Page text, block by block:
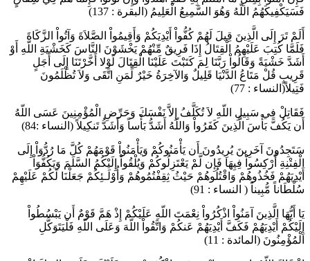
فَسَيَكْفِيكَهُمُ اللّهُ وَهُوَ السَّمِيعُ الْعَلِيمُ (البقرة : 137)
أَلَمْ تَرَ إِلَى الَّذِينَ قِيلَ لَهُمْ كُفُّواْ أَيْدِيَكُمْ وَأَقِيمُواْ الصَّلاَةَ وَآتُواْ الزَّكَاةَ
فَلَمَّا كُتِبَ عَلَيْهِمُ الْقِتَالُ إِذَا فَرِيقٌ مِّنْهُمْ يَخْشَوْنَ النَّاسَ كَخَشْيَةِ اللّهِ أَوْ
أَشَدَّ خَشْيَةً وَقَالُواْ رَبَّنَا لِمَ كَتَبْتَ عَلَيْنَا الْقِتَالَ لَوْلا أَخَّرْتَنَا إِلَى أَجَلٍ
قَرِيبٍ قُلْ مَتَاعُ الدَّنْيَا قَلِيلٌ وَالآخِرَةُ خَيْرٌ لِّمَنِ اتَّقَى وَلاَ تُظْلَمُونَ
فَتِيلاً(النساء : 77)
فَقَاتِلْ فِي سَبِيلِ اللّهِ لاَ تُكَلَّفُ إِلاَّ نَفْسَكَ وَحَرِّضِ الْمُؤْمِنِينَ عَسَى اللّهُ
أَن يَكُفَّ بَأْسَ الَّذِينَ كَفَرُواْ وَاللّهُ أَشَدُّ بَأْساً وَأَشَدُّ تَنكِيلاً (النساء :84)
سَتَجِدُونَ آخَرِينَ يُرِيدُونَ أَن يَأْمَنُوكُمْ وَيَأْمَنُواْ قَوْمَهُمْ كُلَّ مَا رُدُّوَاْ إِلَى
الْفِتْنِةِ أُرْكِسُواْ فِيِهَا فَإِن لَّمْ يَعْتَزِلُوكُمْ وَيُلْقُواْ إِلَيْكُمُ السَّلَمَ وَيَكُفُّوَاْ
أَيْدِيَهُمْ فَخُذُوهُمْ وَاقْتُلُوهُمْ حَيْثُ ثِقِفْتُمُوهُمْ وَأُوْلَـئِكُمْ جَعَلْنَا لَكُمْ عَلَيْهِمْ
سُلْطَاناً مُّبِيناً ( النساء : 91)
يَا أَيُّهَا الَّذِينَ آمَنُواْ اذْكُرُواْ نِعْمَتَ اللّهِ عَلَيْكُمْ إِذْ هَمَّ قَوْمٌ أَن يَبْسُطُواْ
إِلَيْكُمْ أَيْدِيَهُمْ فَكَفَّ أَيْدِيَهُمْ عَنكُمْ وَاتَّقُواْ اللّهَ وَعَلَى اللّهِ فَلْيَتَوَكَّلِ
الْمُؤْمِنُونَ (المائدة : 11)